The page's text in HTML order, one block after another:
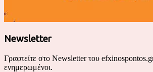
Newsletter
Γραφτείτε στο Newsletter του efxinospontos.gr
ενημερωμένοι.